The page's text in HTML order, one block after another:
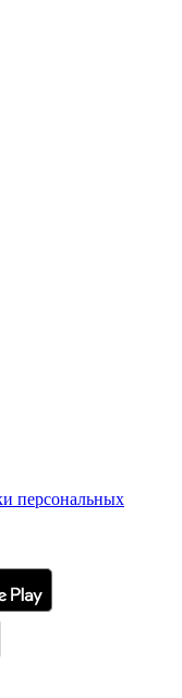
персональных